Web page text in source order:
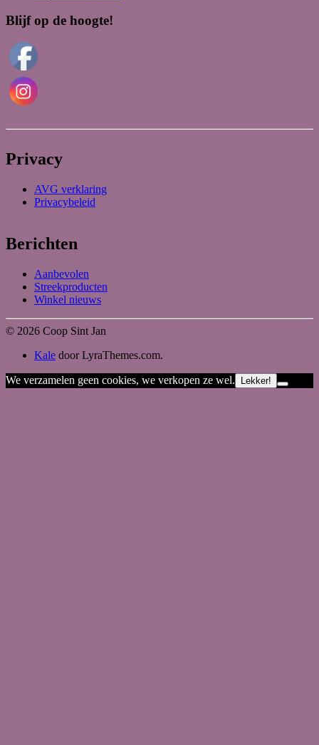
Blijf op de hoogte!
Privacy
AVG verklaring
Privacybeleid
Berichten
Aanbevolen
Streekproducten
Winkel nieuws
© 2026 Coop Sint Jan
Kale door LyraThemes.com.
We verzamelen geen cookies, we verkopen ze wel. Lekker!